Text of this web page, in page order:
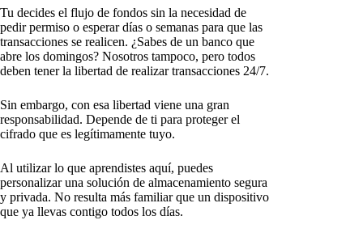
Tu decides el flujo de fondos sin la necesidad de
pedir permiso o esperar días o semanas para que las
transacciones se realicen. ¿Sabes de un banco que
abre los domingos? Nosotros tampoco, pero todos
deben tener la libertad de realizar transacciones 24/7.
Sin embargo, con esa libertad viene una gran
responsabilidad. Depende de ti para proteger el
cifrado que es legítimamente tuyo.
Al utilizar lo que aprendistes aquí, puedes
personalizar una solución de almacenamiento segura
y privada. No resulta más familiar que un dispositivo
que ya llevas contigo todos los días.